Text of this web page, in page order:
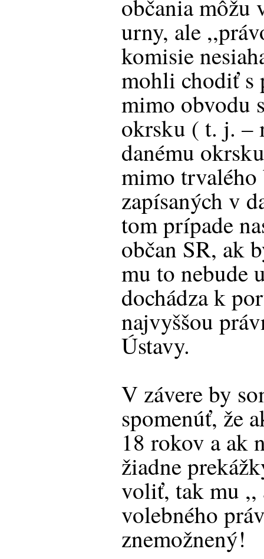
občania môžu
urny, ale
komisie
mohli chodiť s
mimo obvodu
okrsku ( t. j. –
danému
mimo
zapísaných v
tom prípade
občan SR, ak
mu to nebude
dochádza k
najvyššou
Ústavy.
V závere by
spomenúť, že
18 rokov a ak
žiadne
voliť, tak mu
volebného
znemožnený!